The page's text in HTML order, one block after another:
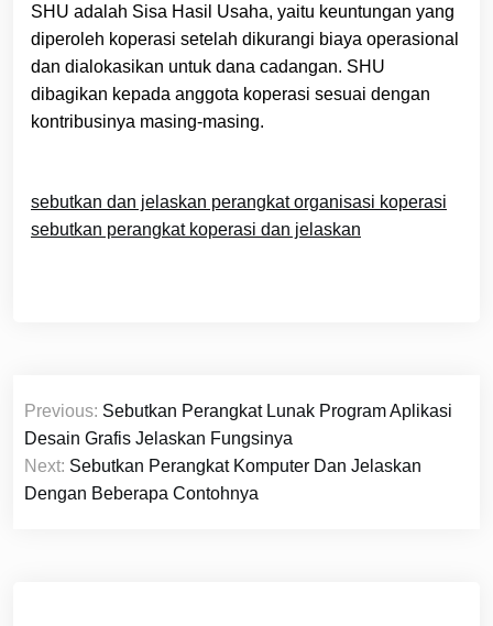
SHU adalah Sisa Hasil Usaha, yaitu keuntungan yang
diperoleh koperasi setelah dikurangi biaya operasional
dan dialokasikan untuk dana cadangan. SHU
dibagikan kepada anggota koperasi sesuai dengan
kontribusinya masing-masing.
sebutkan dan jelaskan perangkat organisasi koperasi
sebutkan perangkat koperasi dan jelaskan
Navigasi
pos
Previous: Sebutkan Perangkat Lunak Program Aplikasi
Desain Grafis Jelaskan Fungsinya
Next: Sebutkan Perangkat Komputer Dan Jelaskan
Dengan Beberapa Contohnya